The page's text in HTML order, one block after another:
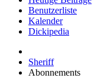
Benutzerliste
Kalender
Dickipedia
Sheriff
Abonnements